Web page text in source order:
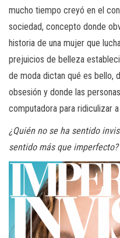
mucho tiempo creyó en el
sociedad, concepto donde
historia de una mujer que
prejuicios de belleza
de moda dictan qué es bello,
obsesión y donde las
computadora para ridiculizar
¿Quién no se ha sentido
sentido más que imperfecto?